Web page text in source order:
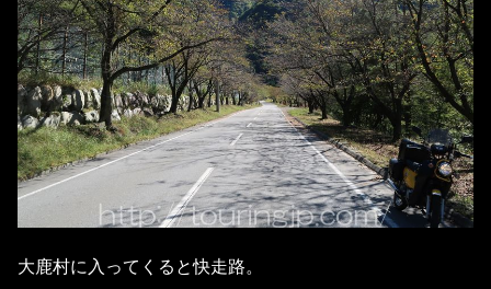
大鹿村に入ってくると快走路。